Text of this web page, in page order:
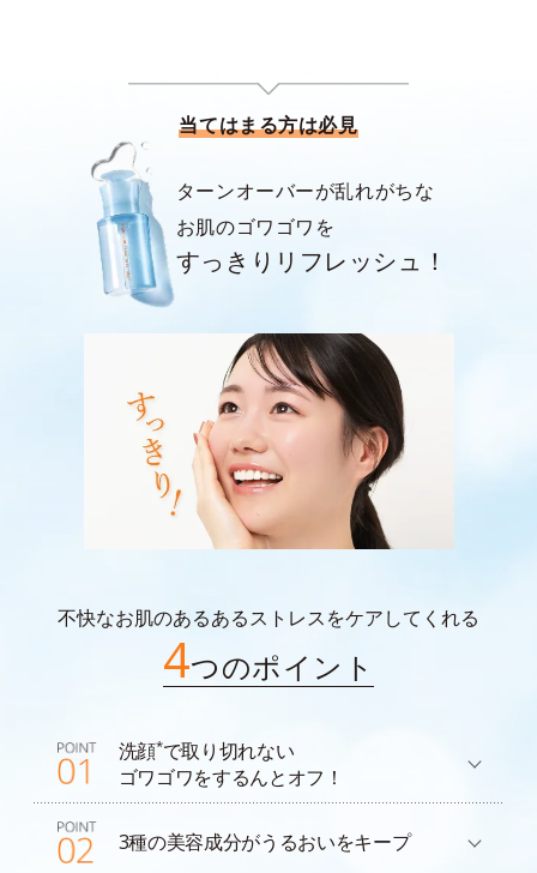
当てはまる方は必見
ターンオーバーが乱れがちな
お肌のゴワゴワを
すっきりリフレッシュ！
不快なお肌のあるあるストレスをケアしてくれる
4つのポイント
洗顔*で取り切れない
ゴワゴワをするんとオフ！
3種の美容成分がうるおいをキープ